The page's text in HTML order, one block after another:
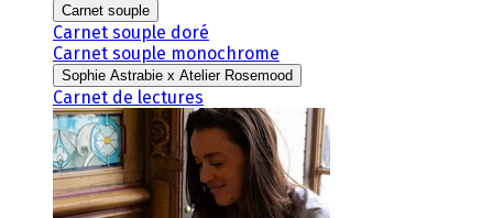
Carnet souple
Carnet souple doré
Carnet souple monochrome
Sophie Astrabie x Atelier Rosemood
Carnet de lectures